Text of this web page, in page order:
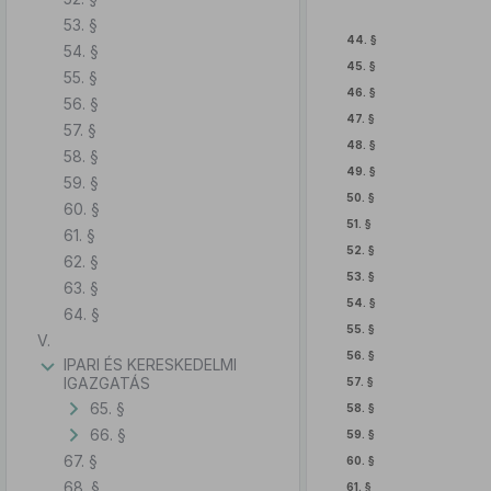
53. §
54. §
55. §
56. §
57. §
58. §
59. §
60. §
61. §
62. §
63. §
64. §
V.
IPARI ÉS KERESKEDELMI
IGAZGATÁS
65. §
66. §
67. §
68. §
44. §
45. §
46. §
47. §
48. §
49. §
50. §
51. §
52. §
53. §
54. §
55. §
56. §
57. §
58. §
59. §
60. §
61. §